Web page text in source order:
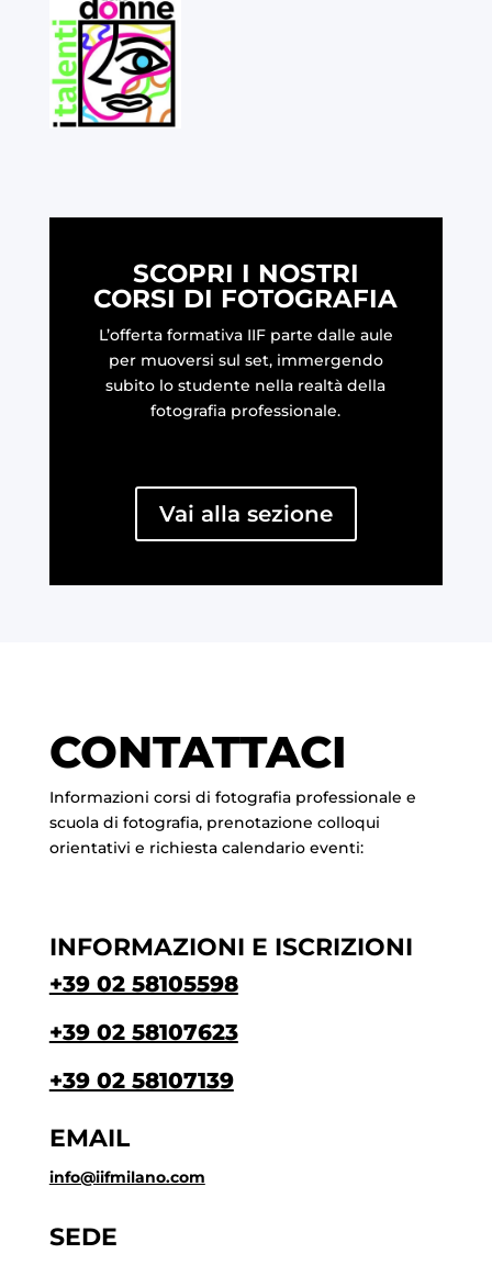
SCOPRI I NOSTRI
CORSI DI FOTOGRAFIA
L’offerta formativa IIF parte dalle aule
per muoversi sul set, immergendo
subito lo studente nella realtà della
fotografia professionale.
Vai alla sezione
CONTATTACI
Informazioni corsi di fotografia professionale e
scuola di fotografia, prenotazione colloqui
orientativi e richiesta calendario eventi:
INFORMAZIONI E ISCRIZIONI
+39 02 58105598
+39 02 58107623
+39 02 58107139
EMAIL
info@iifmilano.com
SEDE